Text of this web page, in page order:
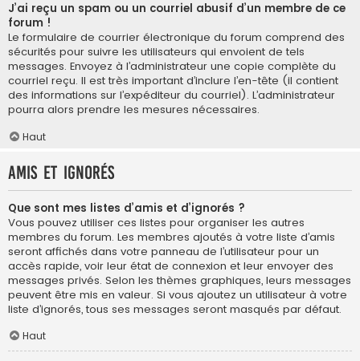
J’ai reçu un spam ou un courriel abusif d’un membre de ce
forum !
Le formulaire de courrier électronique du forum comprend des
sécurités pour suivre les utilisateurs qui envoient de tels
messages. Envoyez à l’administrateur une copie complète du
courriel reçu. Il est très important d’inclure l’en-tête (il contient
des informations sur l’expéditeur du courriel). L’administrateur
pourra alors prendre les mesures nécessaires.
Haut
Amis et ignorés
Que sont mes listes d’amis et d’ignorés ?
Vous pouvez utiliser ces listes pour organiser les autres
membres du forum. Les membres ajoutés à votre liste d’amis
seront affichés dans votre panneau de l’utilisateur pour un
accès rapide, voir leur état de connexion et leur envoyer des
messages privés. Selon les thèmes graphiques, leurs messages
peuvent être mis en valeur. Si vous ajoutez un utilisateur à votre
liste d’ignorés, tous ses messages seront masqués par défaut.
Haut